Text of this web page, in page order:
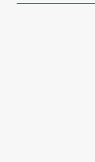
CANLI ANLATIM